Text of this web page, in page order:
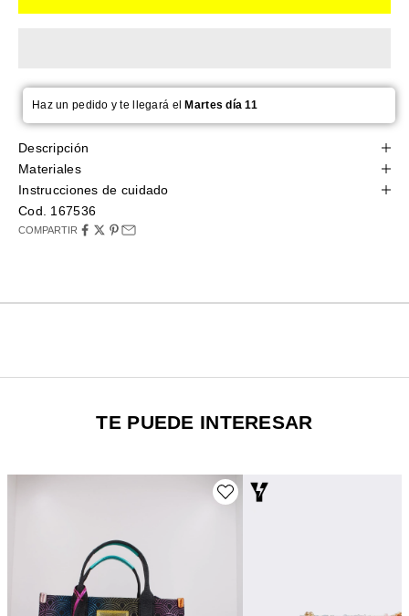
Haz un pedido y te llegará el Martes día 11
Descripción
Materiales
Instrucciones de cuidado
Cod. 167536
COMPARTIR
TE PUEDE INTERESAR